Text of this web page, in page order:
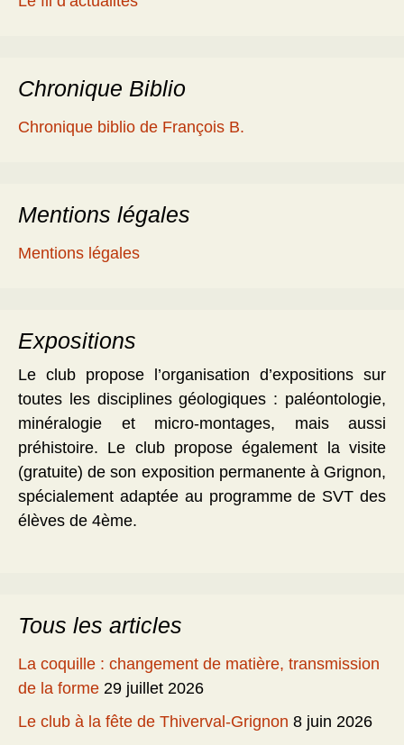
Chronique Biblio
Chronique biblio de François B.
Mentions légales
Mentions légales
Expositions
Le club propose l’organisation d’expositions sur
toutes les disciplines géologiques : paléontologie,
minéralogie et micro-montages, mais aussi
préhistoire. Le club propose également la visite
(gratuite) de son exposition permanente à Grignon,
spécialement adaptée au programme de SVT des
élèves de 4ème.
Tous les articles
La coquille : changement de matière, transmission
de la forme 29 juillet 2026
Le club à la fête de Thiverval-Grignon 8 juin 2026